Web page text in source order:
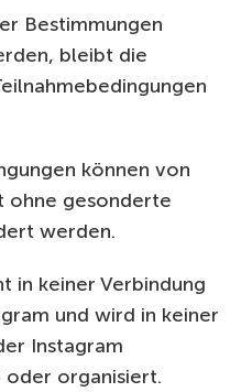
Bestimmungen
bleibt die
können von
ohne gesonderte
werden.
in keiner Verbindung
und wird in keiner
Instagram
organisiert.